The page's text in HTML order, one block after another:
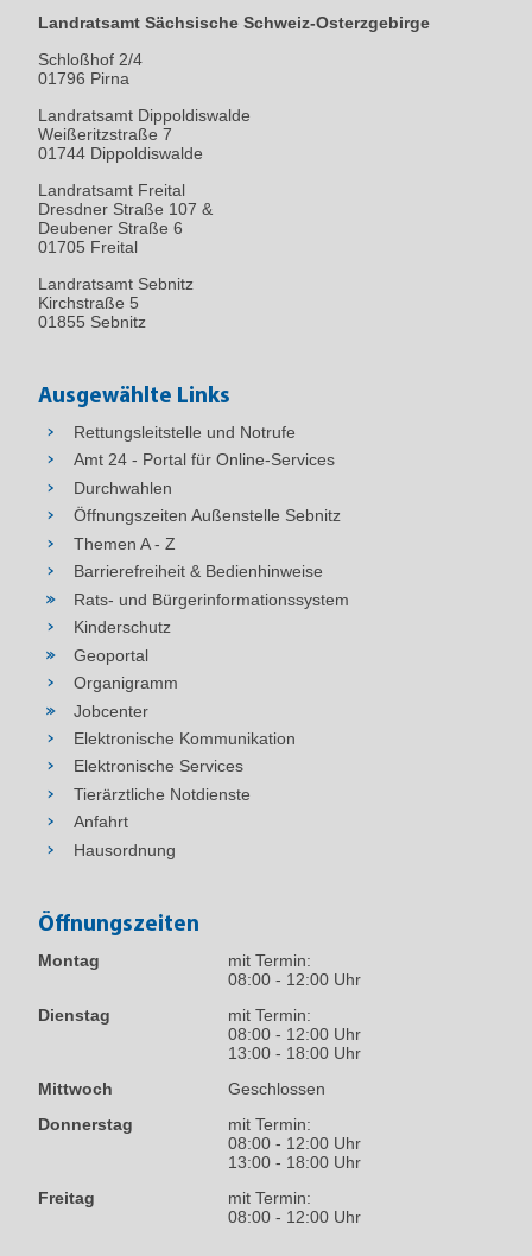
Landratsamt Sächsische Schweiz-Osterzgebirge
Schloßhof 2/4
01796 Pirna
Landratsamt Dippoldiswalde
Weißeritzstraße 7
01744 Dippoldiswalde
Landratsamt Freital
Dresdner Straße 107 &
Deubener Straße 6
01705 Freital
Landratsamt Sebnitz
Kirchstraße 5
01855 Sebnitz
Ausgewählte Links
Rettungsleitstelle und Notrufe
Amt 24 - Portal für Online-Services
Durchwahlen
Öffnungszeiten Außenstelle Sebnitz
Themen A - Z
Barrierefreiheit & Bedienhinweise
Rats- und Bürgerinformationssystem
Kinderschutz
Geoportal
Organigramm
Jobcenter
Elektronische Kommunikation
Elektronische Services
Tierärztliche Notdienste
Anfahrt
Hausordnung
Öffnungszeiten
Montag
mit Termin:
08:00 - 12:00 Uhr
Dienstag
mit Termin:
08:00 - 12:00 Uhr
13:00 - 18:00 Uhr
Mittwoch
Geschlossen
Donnerstag
mit Termin:
08:00 - 12:00 Uhr
13:00 - 18:00 Uhr
Freitag
mit Termin:
08:00 - 12:00 Uhr